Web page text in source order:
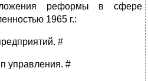
реформы в сфере
1965 г.:
#
управления. #